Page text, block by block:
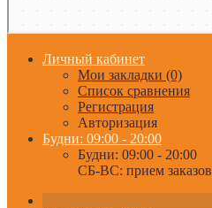
Личный кабинет
Мои закладки (0)
Список сравнения
Регистрация
Авторизация
Будни: 09:00 - 20:00
Будни: 09:00 - 20:00
СБ-ВС: прием заказов